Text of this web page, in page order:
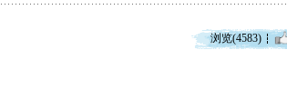
浏览(4583)